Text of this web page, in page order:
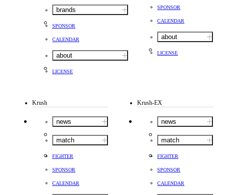
brands
SPONSOR
CALENDAR
about
LICENSE
SPONSOR
CALENDAR
about
LICENSE
Krush
news
match
FIGHTER
SPONSOR
CALENDAR
Krush-EX
news
match
FIGHTER
SPONSOR
CALENDAR